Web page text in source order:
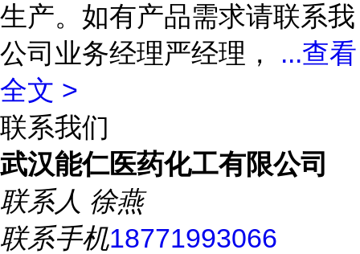
生产。如有产品需求请联系我
公司业务经理严经理， ...查看
全文 >
联系我们
武汉能仁医药化工有限公司
联系人 徐燕
联系手机18771993066